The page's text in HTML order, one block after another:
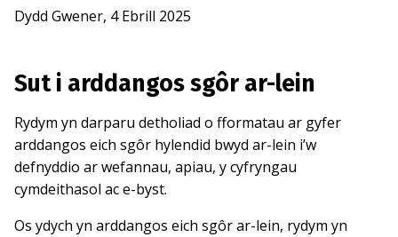
Dydd Gwener, 4 Ebrill 2025
Sut i arddangos sgôr ar-lein
Rydym yn darparu detholiad o fformatau ar gyfer
arddangos eich sgôr hylendid bwyd ar-lein i’w
defnyddio ar wefannau, apiau, y cyfryngau
cymdeithasol ac e-byst.
Os ydych yn arddangos eich sgôr ar-lein, rydym yn